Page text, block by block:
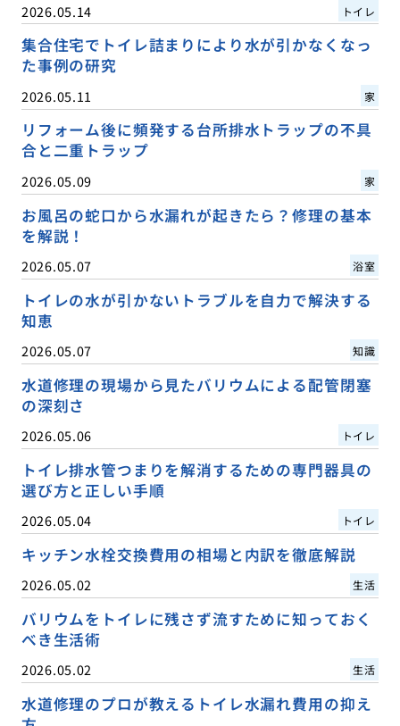
2026.05.14 トイレ
集合住宅でトイレ詰まりにより水が引かなくなっ
た事例の研究
2026.05.11 家
リフォーム後に頻発する台所排水トラップの不具
合と二重トラップ
2026.05.09 家
お風呂の蛇口から水漏れが起きたら？修理の基本
を解説！
2026.05.07 浴室
トイレの水が引かないトラブルを自力で解決する
知恵
2026.05.07 知識
水道修理の現場から見たバリウムによる配管閉塞
の深刻さ
2026.05.06 トイレ
トイレ排水管つまりを解消するための専門器具の
選び方と正しい手順
2026.05.04 トイレ
キッチン水栓交換費用の相場と内訳を徹底解説
2026.05.02 生活
バリウムをトイレに残さず流すために知っておく
べき生活術
2026.05.02 生活
水道修理のプロが教えるトイレ水漏れ費用の抑え